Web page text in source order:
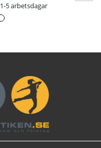
1-5 arbetsdagar